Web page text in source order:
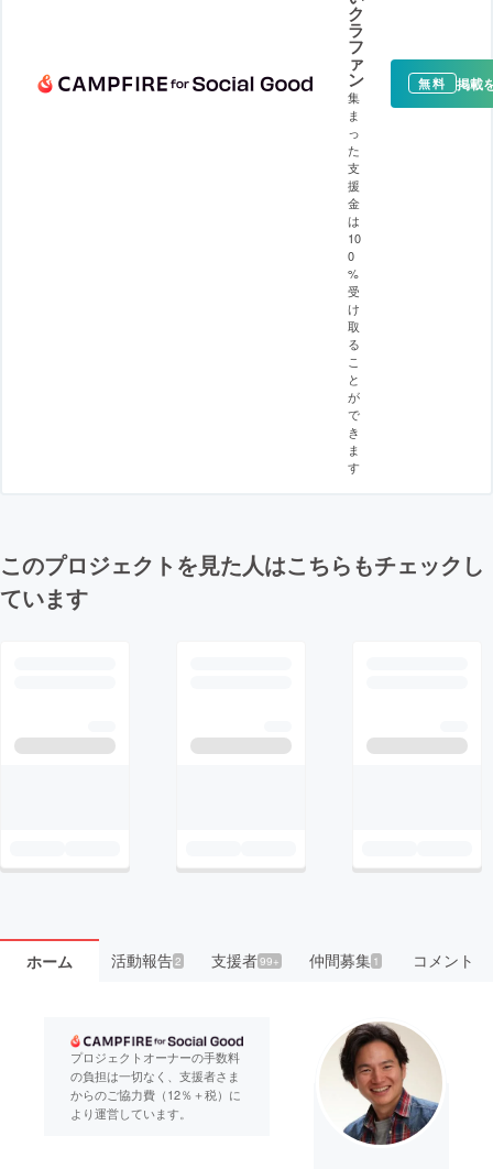
ク
ラ
フ
ァ
ン
集
ま
っ
た
支
援
金
は
10
0
%
受
け
取
る
こ
と
が
で
き
ま
す
無料 掲載
このプロジェクトを見た人はこちらもチェックし
ています
ホーム 活動報告2 支援者99+ 仲間募集 1 コメント
プロジェクトオーナーの手数料
の負担は一切なく、支援者さま
からのご協力費（12％＋税）に
より運営しています。